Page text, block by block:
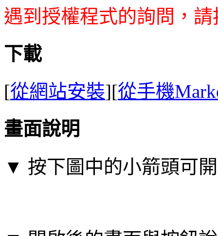
遇到授權程式的詢問，
下載
[從網站安裝][從手機
畫面說明
▼ 按下圖中的小箭頭可